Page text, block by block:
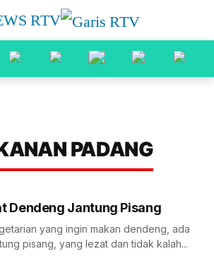
PADANG
Dendeng Jantung Pisang
yang ingin makan dendeng, ada
pisang, yang lezat dan tidak kalah...